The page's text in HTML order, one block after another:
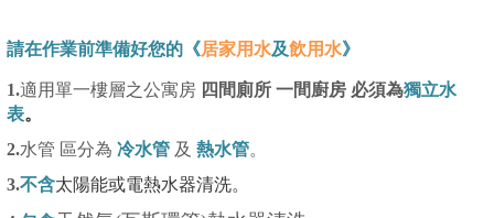
請在作業前準備好您的《居家用水及飲用水》
1.適用單一樓層之公寓房 四間廁所 一間廚房 必須為獨立水
表。
2.水管 區分為 冷水管 及 熱水管。
3.不含太陽能或電熱水器清洗。